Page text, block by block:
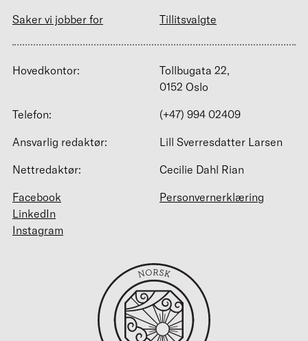
Saker vi jobber for
Tillitsvalgte
Hovedkontor:
Tollbugata 22,
0152 Oslo
Telefon:
(+47) 994 02409
Ansvarlig redaktør:
Lill Sverresdatter Larsen
Nettredaktør:
Cecilie Dahl Rian
Facebook
LinkedIn
Instagram
Personvernerklæring